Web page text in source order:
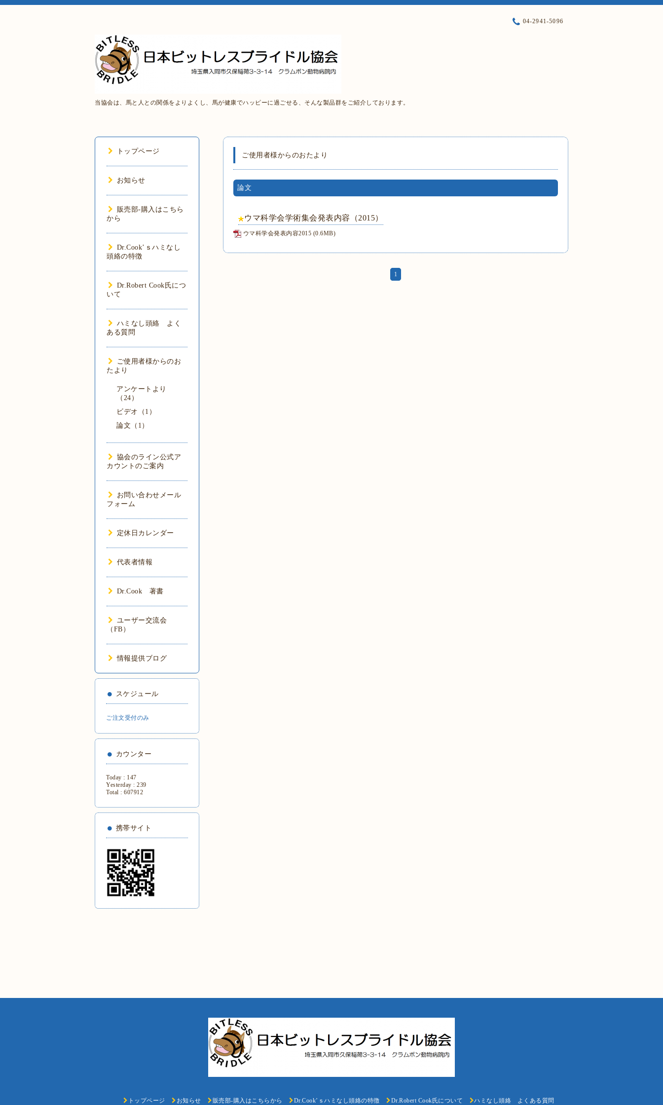
当協会は、馬と人との関係をよりよくし、馬が健康でハッピーに過ごせる、そんな製品群をご紹介しております。
04-2941-5096
ご使用者様からのおたより
論文
ウマ科学会学術集会発表内容（2015）
ウマ科学会発表内容2015 (0.6MB)
1
トップページ
お知らせ
販売部-購入はこちら
から
Dr.Cook’ｓハミなし
頭絡の特徴
Dr.Robert Cook氏につ
いて
ハミなし頭絡 よく
ある質問
ご使用者様からのお
たより
アンケートより
（24）
ビデオ（1）
論文（1）
協会のライン公式ア
カウントのご案内
お問い合わせメール
フォーム
定休日カレンダー
代表者情報
Dr.Cook 著書
ユーザー交流会
（FB）
情報提供ブログ
スケジュール
ご注文受付のみ
カウンター
Today : 147
Yesterday : 239
Total : 607912
携帯サイト
トップページ お知らせ 販売部-購入はこちらから Dr.Cook’ｓハミなし頭絡の特徴 Dr.Robert Cook氏について ハミなし頭絡 よくある質問